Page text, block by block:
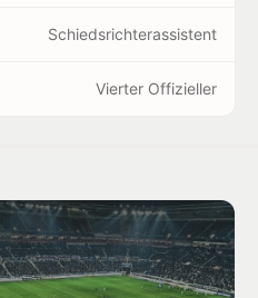
Schiedsrichterassistent
Vierter Offizieller